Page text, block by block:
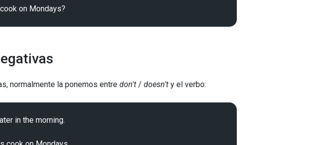
normalmente la ponemos entre don't / doesn't y el verbo:
in the morning.